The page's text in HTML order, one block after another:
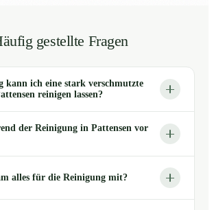
gestellte Fragen
kann ich eine stark verschmutzte
reinigen lassen?
der Reinigung in Pattensen vor
alles für die Reinigung mit?